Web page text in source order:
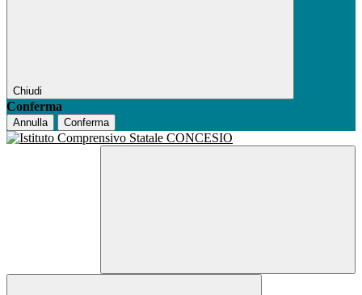
Chiudi
Conferma
Annulla Conferma